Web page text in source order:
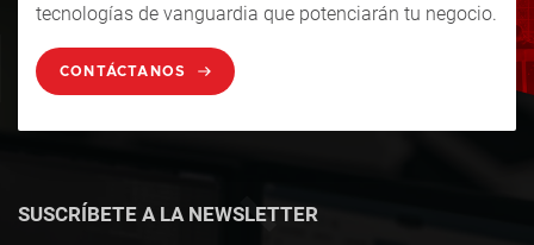
tecnologías de vanguardia que potenciarán tu negocio.
CONTÁCTANOS
SUSCRÍBETE A LA NEWSLETTER